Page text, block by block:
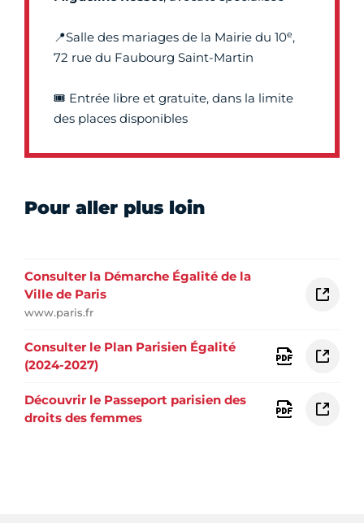
📍Salle des mariages de la Mairie du 10e,
72 rue du Faubourg Saint-Martin
🎟️ Entrée libre et gratuite, dans la limite
des places disponibles
Pour aller plus loin
Consulter la Démarche Égalité de la
Ville de Paris
www.paris.fr
Consulter le Plan Parisien Égalité
(2024-2027)
Découvrir le Passeport parisien des
droits des femmes